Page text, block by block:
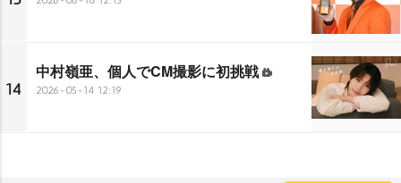
14
中村嶺亜、個人でCM撮影に初挑戦
2026-05-14 12:19